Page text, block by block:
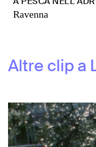
Ravenna
Altre clip a